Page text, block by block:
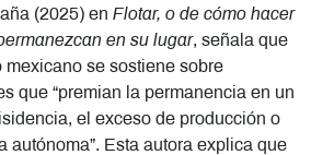
(2025) en Flotar, o de cómo hacer
en su lugar, señala que
mexicano se sostiene sobre
que “premian la permanencia en un
el exceso de producción o
autónoma”. Esta autora explica que